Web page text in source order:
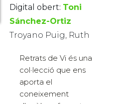
Digital obert: Toni
Sánchez-Ortiz
Troyano Puig, Ruth
Retrats de Vi és una
col·lecció que ens
aporta el
coneixement